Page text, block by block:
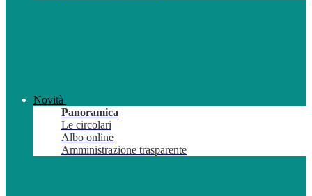
Novità
Panoramica
Le circolari
Albo online
Amministrazione trasparente